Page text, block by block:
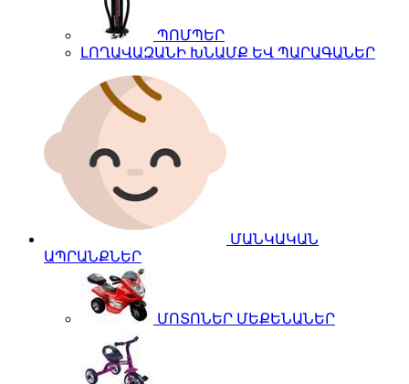
ՊՈՄՊԵՐ
ԼՈՂԱՎԱԶԱՆԻ ԽՆԱՄՔ ԵՎ ՊԱՐԱԳԱՆԵՐ
ՄԱՆԿԱԿԱՆ
ԱՊՐԱՆՔՆԵՐ
ՄՈՏՈՆԵՐ ՄԵՔԵՆԱՆԵՐ